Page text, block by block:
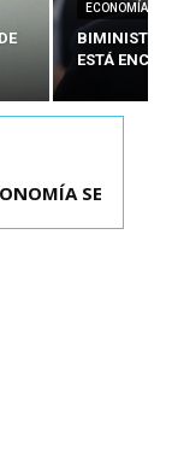
ECONOMÍA
BIMINISTRO
ESTÁ
ELECTO DE
SE